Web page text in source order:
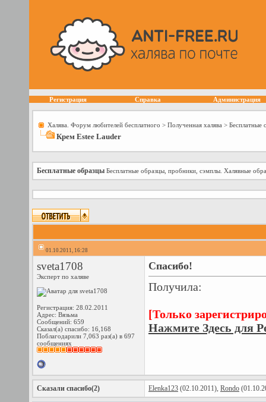
Регистрация Справка Администрация
Халява. Форум любителей бесплатного > Полученная халява > Бесплатные
Крем Estee Lauder
Бесплатные образцы Бесплатные образцы, пробники, сэмплы. Халявные
01.10.2011, 16:28
sveta1708
Эксперт по халяве
Регистрация: 28.02.2011
Адрес: Вязьма
Сообщений: 659
Сказал(а) спасибо: 16,168
Поблагодарили 7,063 раз(а) в 697
сообщениях
Спасибо!
Получила:
[Только
Нажмите Здесь для
Сказали спасибо(2) Elenka123 (02.10.2011), Rondo